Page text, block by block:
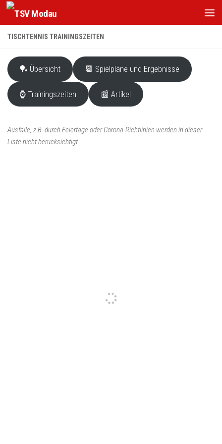
Zum Inhalt springen
TISCHTENNIS TRAININGSZEITEN
🏓 Übersicht 📆 Spielpläne und Ergebnisse
⌚ Trainingszeiten 📰 Artikel
Ausfälle, z.B. durch Feiertage oder Corona-Richtlinien werden in dieser
Liste nicht berücksichtigt.